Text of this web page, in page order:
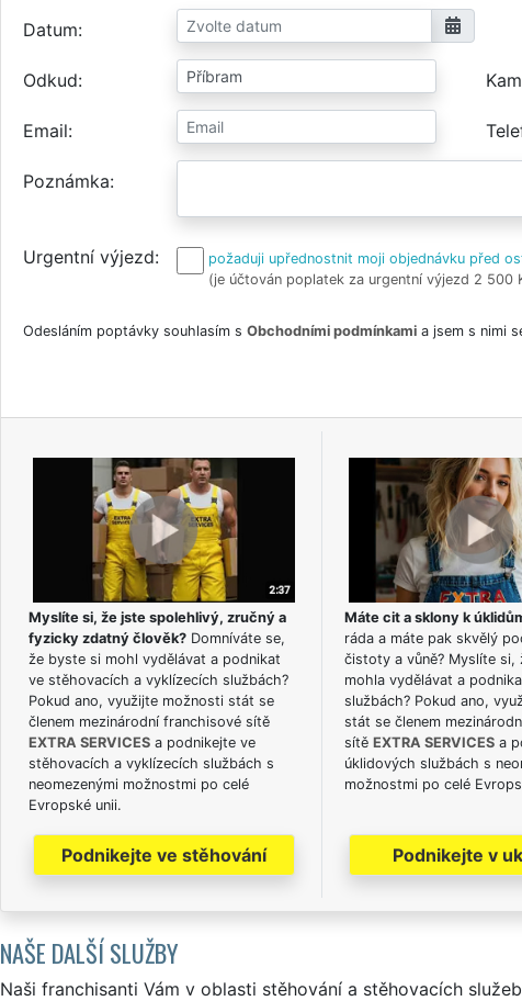
Datum
Odkud Kam
Email
Poznámka
Urgentní výjezd
požaduji upřednostnit moji objednávku před
(je účtován poplatek za urgentní výjezd 2 500
Odesláním poptávky souhlasím s Obchodními podmínkamia jsem s nimi
Myslíte si, že jste spolehlivý, zručný a
fyzicky zdatný člověk?Domníváte se,
že byste si mohl vydělávat a podnikat
ve stěhovacích a vyklízecích službách?
Pokud ano, využijte možnosti stát se
členem mezinárodní franchisové sítě
EXTRA SERVICESa podnikejte ve
stěhovacích a vyklízecích službách s
neomezenými možnostmi po celé
Evropské unii.
Podnikejte ve stěhování
Máte cit a sklony k
ráda a máte pak skvělý
čistoty a vůně? Myslíte si,
mohla vydělávat a
službách? Pokud ano,
stát se členem
sítě EXTRA SERVICESa
úklidových službách s
možnostmi po celé
Podnikejte v
NAŠE DALŠÍ SLUŽBY
Naši franchisanti Vám v oblasti stěhování a stěhovacích